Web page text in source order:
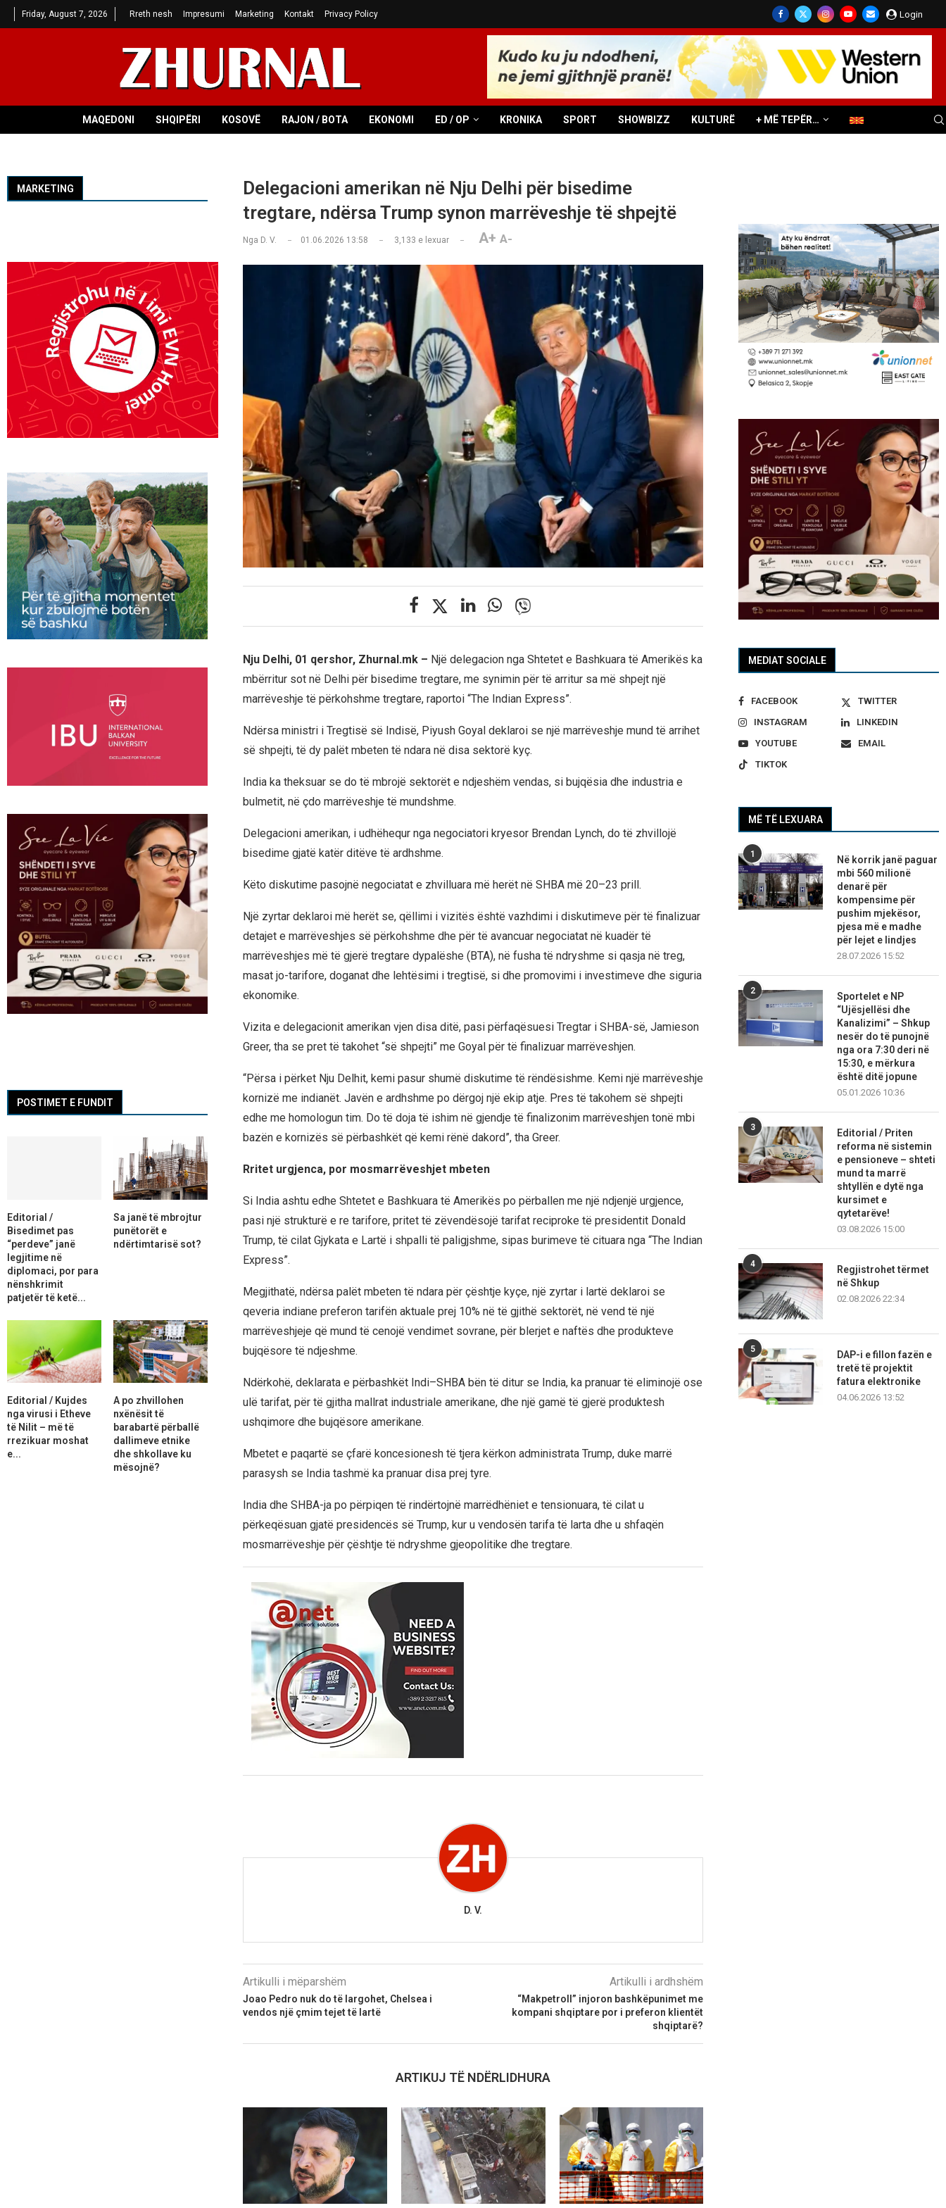
Friday, August 7, 2026 Rreth nesh Impresumi Marketing Kontakt Privacy Policy Login
MAQEDONI SHQIPËRI KOSOVË RAJON / BOTA EKONOMI ED / OP KRONIKA SPORT SHOWBIZZ KULTURË + MË TEPËR…
Delegacioni amerikan në Nju Delhi për bisedime
tregtare, ndërsa Trump synon marrëveshje të shpejtë
Nga D. V. 01.06.2026 13:58 3,133 e lexuar A+ A-
Nju Delhi, 01 qershor, Zhurnal.mk – Një delegacion nga Shtetet e Bashkuara të Amerikës ka
mbërritur sot në Delhi për bisedime tregtare, me synimin për të arritur sa më shpejt një
marrëveshje të përkohshme tregtare, raportoi “The Indian Express”.
Ndërsa ministri i Tregtisë së Indisë, Piyush Goyal deklaroi se një marrëveshje mund të arrihet
së shpejti, të dy palët mbeten të ndara në disa sektorë kyç.
India ka theksuar se do të mbrojë sektorët e ndjeshëm vendas, si bujqësia dhe industria e
bulmetit, në çdo marrëveshje të mundshme.
Delegacioni amerikan, i udhëhequr nga negociatori kryesor Brendan Lynch, do të zhvillojë
bisedime gjatë katër ditëve të ardhshme.
Këto diskutime pasojnë negociatat e zhvilluara më herët në SHBA më 20–23 prill.
Një zyrtar deklaroi më herët se, qëllimi i vizitës është vazhdimi i diskutimeve për të finalizuar
detajet e marrëveshjes së përkohshme dhe për të avancuar negociatat në kuadër të
marrëveshjes më të gjerë tregtare dypalëshe (BTA), në fusha të ndryshme si qasja në treg,
masat jo-tarifore, doganat dhe lehtësimi i tregtisë, si dhe promovimi i investimeve dhe siguria
ekonomike.
Vizita e delegacionit amerikan vjen disa ditë, pasi përfaqësuesi Tregtar i SHBA-së, Jamieson
Greer, tha se pret të takohet “së shpejti” me Goyal për të finalizuar marrëveshjen.
“Përsa i përket Nju Delhit, kemi pasur shumë diskutime të rëndësishme. Kemi një marrëveshje
kornizë me indianët. Javën e ardhshme po dërgoj një ekip atje. Pres të takohem së shpejti
edhe me homologun tim. Do të doja të ishim në gjendje të finalizonim marrëveshjen tonë mbi
bazën e kornizës së përbashkët që kemi rënë dakord”, tha Greer.
Rritet urgjenca, por mosmarrëveshjet mbeten
Si India ashtu edhe Shtetet e Bashkuara të Amerikës po përballen me një ndjenjë urgjence,
pasi një strukturë e re tarifore, pritet të zëvendësojë tarifat reciproke të presidentit Donald
Trump, të cilat Gjykata e Lartë i shpalli të paligjshme, sipas burimeve të cituara nga “The Indian
Express”.
Megjithatë, ndërsa palët mbeten të ndara për çështje kyçe, një zyrtar i lartë deklaroi se
qeveria indiane preferon tarifën aktuale prej 10% në të gjithë sektorët, në vend të një
marrëveshjeje që mund të cenojë vendimet sovrane, për blerjet e naftës dhe produkteve
bujqësore të ndjeshme.
Ndërkohë, deklarata e përbashkët Indi–SHBA bën të ditur se India, ka pranuar të eliminojë ose
ulë tarifat, për të gjitha mallrat industriale amerikane, dhe një gamë të gjerë produktesh
ushqimore dhe bujqësore amerikane.
Mbetet e paqartë se çfarë koncesionesh të tjera kërkon administrata Trump, duke marrë
parasysh se India tashmë ka pranuar disa prej tyre.
India dhe SHBA-ja po përpiqen të rindërtojnë marrëdhëniet e tensionuara, të cilat u
përkeqësuan gjatë presidencës së Trump, kur u vendosën tarifa të larta dhe u shfaqën
mosmarrëveshje për çështje të ndryshme gjeopolitike dhe tregtare.
D. V.
Artikulli i mëparshëm
Joao Pedro nuk do të largohet, Chelsea i
vendos një çmim tejet të lartë
Artikulli i ardhshëm
“Makpetroll” injoron bashkëpunimet me
kompani shqiptare por i preferon klientët
shqiptarë?
ARTIKUJ TË NDËRLIDHURA
MEDIAT SOCIALE
FACEBOOK
TWITTER
INSTAGRAM
LINKEDIN
YOUTUBE
EMAIL
TIKTOK
MË TË LEXUARA
1
Në korrik janë paguar
mbi 560 milionë
denarë për
kompensime për
pushim mjekësor,
pjesa më e madhe
për lejet e lindjes
28.07.2026 15:52
2
Sportelet e NP
“Ujësjellësi dhe
Kanalizimi” – Shkup
nesër do të punojnë
nga ora 7:30 deri në
15:30, e mërkura
është ditë jopune
05.01.2026 10:36
3
Editorial / Priten
reforma në sistemin
e pensioneve – shteti
mund ta marrë
shtyllën e dytë nga
kursimet e
qytetarëve!
03.08.2026 15:00
4
Regjistrohet tërmet
në Shkup
02.08.2026 22:34
5
DAP-i e fillon fazën e
tretë të projektit
fatura elektronike
04.06.2026 13:52
MARKETING
POSTIMET E FUNDIT
Editorial /
Bisedimet pas
“perdeve” janë
legjitime në
diplomaci, por para
nënshkrimit
patjetër të ketë...
Sa janë të mbrojtur
punëtorët e
ndërtimtarisë sot?
Editorial / Kujdes
nga virusi i Etheve
të Nilit – më të
rrezikuar moshat
e...
A po zhvillohen
nxënësit të
barabartë përballë
dallimeve etnike
dhe shkollave ku
mësojnë?